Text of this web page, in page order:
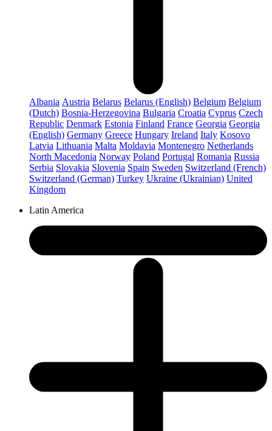
Albania Austria Belarus Belarus (English) Belgium Belgium
(Dutch) Bosnia-Herzegovina Bulgaria Croatia Cyprus Czech
Republic Denmark Estonia Finland France Georgia Georgia
(English) Germany Greece Hungary Ireland Italy Kosovo
Latvia Lithuania Malta Moldavia Montenegro Netherlands
North Macedonia Norway Poland Portugal Romania Russia
Serbia Slovakia Slovenia Spain Sweden Switzerland (French)
Switzerland (German) Turkey Ukraine (Ukrainian) United
Kingdom
Latin America